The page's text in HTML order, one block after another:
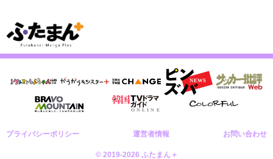
プライバシーポリシー 運営者情報 お問い合わせ
© 2019-2026 ふたまん＋